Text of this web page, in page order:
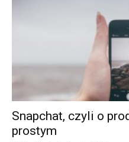
Snapchat, czyli o
prostym